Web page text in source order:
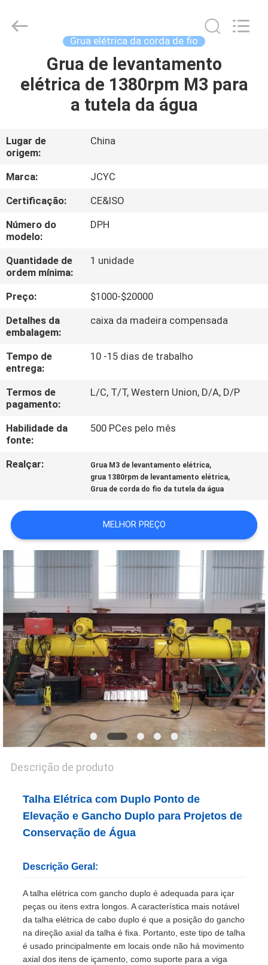
PRODUTOS
SOBRE
NÓS
EXCURSÃO
DA
FÁBRICA
CONTROLE
DA
QUALIDADE
CONTACTE-
NOS
NOTÍCIA
UMAS
SITEMAP
POLÍTICA
DE
PRIVACIDADE
Crane
Machinery
Grua elétrica da corda de fio
Grua de levantamento
elétrica de 1380rpm M3 para
a tutela da água
Lugar de
origem:
China
Marca:
JCYC
Certificação:
CE&ISO
Número do
modelo:
DPH
Quantidade de
ordem mínima:
1 unidade
Preço:
$1000-$20000
Detalhes da
embalagem:
caixa da madeira compensada
Tempo de
entrega:
10 -15 dias de trabalho
Termos de
pagamento:
L/C, T/T, Western Union, D/A, D/P
Habilidade da
fonte:
500 PCes pelo mês
Realçar: Grua M3 de levantamento elétrica,
grua 1380rpm de levantamento elétrica,
Grua de corda do fio da tutela da água
MELHOR PREÇO
Descrição de produto
Talha Elétrica com Duplo Ponto de
Elevação e Gancho Duplo para Projetos de
Conservação de Água
Descrição Geral:
A talha elétrica com gancho duplo é adequada para içar
peças ou itens extra longos. A característica mais notável
da talha elétrica de cabo duplo é que a posição do gancho
na direção axial da talha é fixa. Portanto, este tipo de talha
é usado principalmente em locais onde não há movimento
axial dos itens de içamento, como suporte para a viga